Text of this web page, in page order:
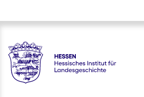
Hessen - Hessisches Institut für